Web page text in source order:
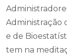
Administração
e de
tem na